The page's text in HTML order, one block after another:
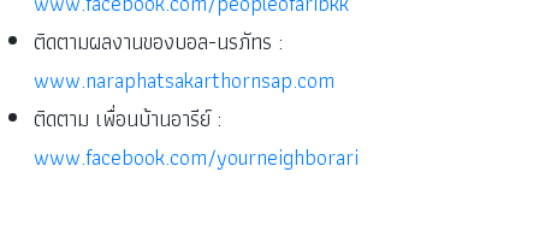
ติดตามผลงานของบอล-นรภัทร :
www.naraphatsakarthornsap.com
ติดตาม เพื่อนบ้านอารีย์ :
www.facebook.com/yourneighborari